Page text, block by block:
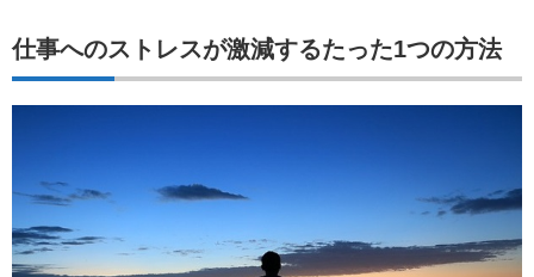
仕事へのストレスが激減するたった1つの方法